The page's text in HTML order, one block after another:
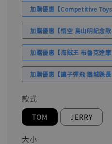
加購優惠【Competitive Toys
加購優惠【悟空 鳥山明紀念款
加購優惠【海賊王 布魯克達
加購優惠【讓子彈飛 鵝城縣
款式
TOM JERRY
大小